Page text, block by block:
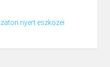
nyert eszközei